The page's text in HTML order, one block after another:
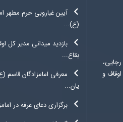
کل اوقاف و
آیین غباروبی حرم مطهر
(ع)...
بازدید میدانی مدیر کل
بقاع...
معرفی امامزادگان قاسم
یان...
برگزاری دعای عرفه در